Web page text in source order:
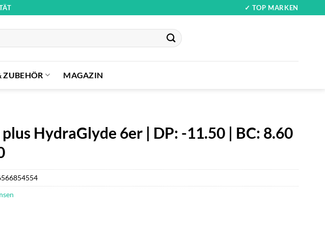
✓ TOP MARKEN
ZUBEHÖR MAGAZIN
HydraGlyde 6er | DP: -11.50 | BC: 8.60